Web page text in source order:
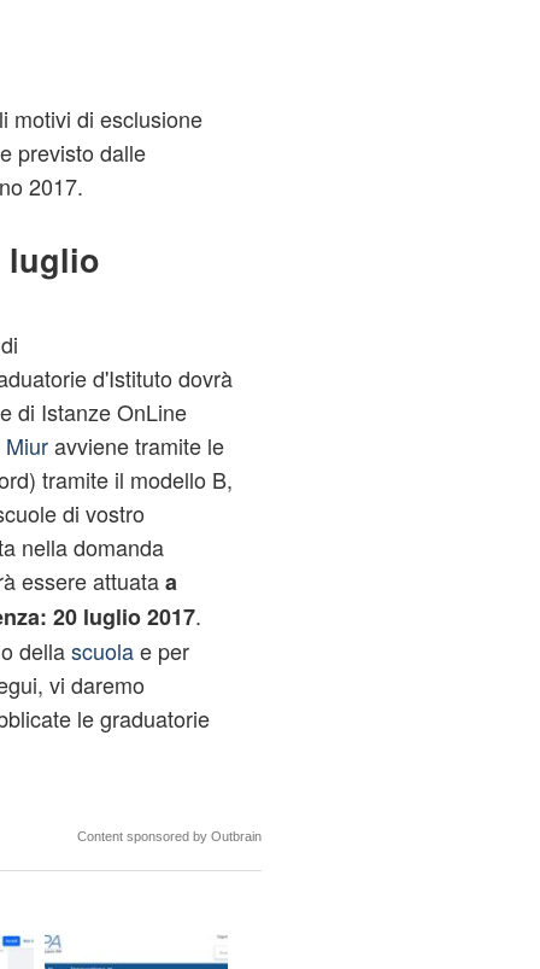
motivi di esclusione
previsto dalle
2017.
luglio
d'Istituto dovrà
di Istanze OnLine
Miuravviene tramite le
tramite il modello B,
di vostro
nella domanda
essere attuataa
20 luglio 2017.
dellascuolae per
vi daremo
le graduatorie
Content sponsored by Outbrain